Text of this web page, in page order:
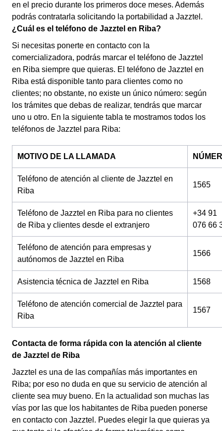
en el precio durante los primeros doce meses. Además
podrás contratarla solicitando la portabilidad a Jazztel.
¿Cuál es el teléfono de Jazztel en Riba?
Si necesitas ponerte en contacto con la
comercializadora, podrás marcar el teléfono de Jazztel
en Riba siempre que quieras. El teléfono de Jazztel en
Riba está disponible tanto para clientes como no
clientes; no obstante, no existe un único número: según
los trámites que debas de realizar, tendrás que marcar
uno u otro. En la siguiente tabla te mostramos todos los
teléfonos de Jazztel para Riba:
MOTIVO DE LA LLAMADA
Teléfono de atención al cliente de Jazztel en
Riba
1565
Teléfono de Jazztel en Riba para no clientes
de Riba y clientes desde el extranjero
+34 91
076 66
Teléfono de atención para empresas y
autónomos de Jazztel en Riba
1566
Asistencia técnica de Jazztel en Riba 1568
Teléfono de atención comercial de Jazztel para
Riba
1567
Contacta de forma rápida con la atención al cliente
de Jazztel de Riba
Jazztel es una de las compañías más importantes en
Riba; por eso no duda en que su servicio de atención al
cliente sea muy bueno. En la actualidad son muchas las
vías por las que los habitantes de Riba pueden ponerse
en contacto con Jazztel. Puedes elegir la que quieras ya